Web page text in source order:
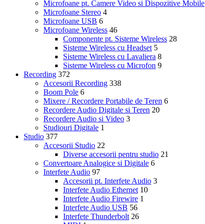
Microfoane pt. Camere Video si Dispozitive Mobile
Microfoane Stereo 4
Microfoane USB 6
Microfoane Wireless 46
Componente pt. Sisteme Wireless 28
Sisteme Wireless cu Headset 5
Sisteme Wireless cu Lavaliera 8
Sisteme Wireless cu Microfon 9
Recording 372
Accesorii Recording 338
Boom Pole 6
Mixere / Recordere Portabile de Teren 6
Recordere Audio Digitale si Teren 20
Recordere Audio si Video 3
Studiouri Digitale 1
Studio 377
Accesorii Studio 22
Diverse accesorii pentru studio 21
Convertoare Analogice si Digitale 6
Interfete Audio 97
Accesorii pt. Interfete Audio 3
Interfete Audio Ethernet 10
Interfete Audio Firewire 1
Interfete Audio USB 56
Interfete Thunderbolt 26